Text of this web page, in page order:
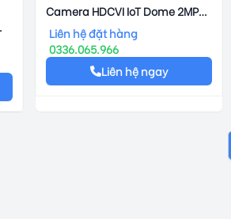
Camera HDCVI IoT Dome 2MP
DAHUA DH-HAC-ME1200EP-
LED
Liên hệ đặt hàng
0336.065.966
Liên hệ ngay